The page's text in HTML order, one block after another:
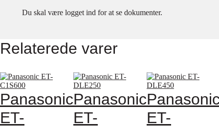
Du skal være logget ind for at se dokumenter.
Relaterede varer
Panasonic
ET-
Panasonic
ET-
ET-